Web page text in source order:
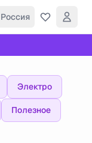
Электро
Полезное